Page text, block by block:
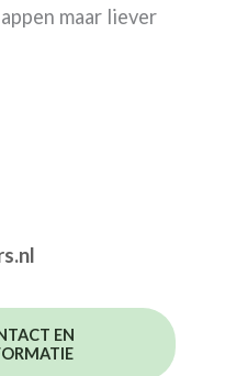
maar liever
EN